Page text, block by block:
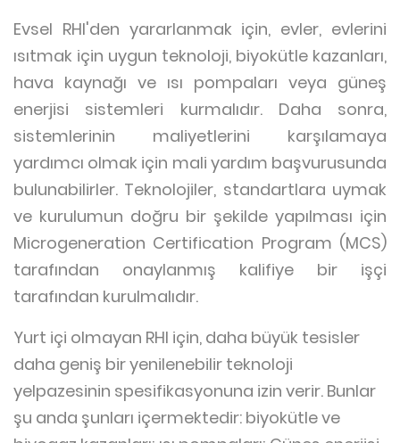
Evsel RHI'den yararlanmak için, evler, evlerini
ısıtmak için uygun teknoloji, biyokütle kazanları,
hava kaynağı ve ısı pompaları veya güneş
enerjisi sistemleri kurmalıdır. Daha sonra,
sistemlerinin maliyetlerini karşılamaya
yardımcı olmak için mali yardım başvurusunda
bulunabilirler. Teknolojiler, standartlara uymak
ve kurulumun doğru bir şekilde yapılması için
Microgeneration Certification Program (MCS)
tarafından onaylanmış kalifiye bir işçi
tarafından kurulmalıdır.
Yurt içi olmayan RHI için, daha büyük tesisler
daha geniş bir yenilenebilir teknoloji
yelpazesinin spesifikasyonuna izin verir. Bunlar
şu anda şunları içermektedir: biyokütle ve